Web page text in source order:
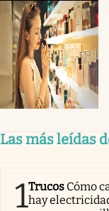
Las más leídas
1Trucos Cómo
hay